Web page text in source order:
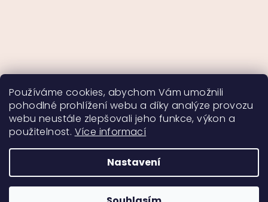
Používáme cookies, abychom Vám umožnili
pohodlné prohlížení webu a díky analýze provozu
webu neustále zlepšovali jeho funkce, výkon a
použitelnost. Více informací
Nastavení
Sledovat na Instagramu